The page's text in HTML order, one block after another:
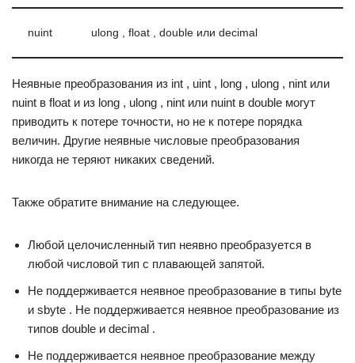
nuint ulong , float , double или decimal
Неявные преобразования из int , uint , long , ulong , nint или
nuint в float и из long , ulong , nint или nuint в double могут
приводить к потере точности, но не к потере порядка
величин. Другие неявные числовые преобразования
никогда не теряют никаких сведений.
Также обратите внимание на следующее.
Любой целочисленный тип неявно преобразуется в
любой числовой тип с плавающей запятой.
Не поддерживается неявное преобразование в типы byte
и sbyte . Не поддерживается неявное преобразование из
типов double и decimal .
Не поддерживается неявное преобразование между